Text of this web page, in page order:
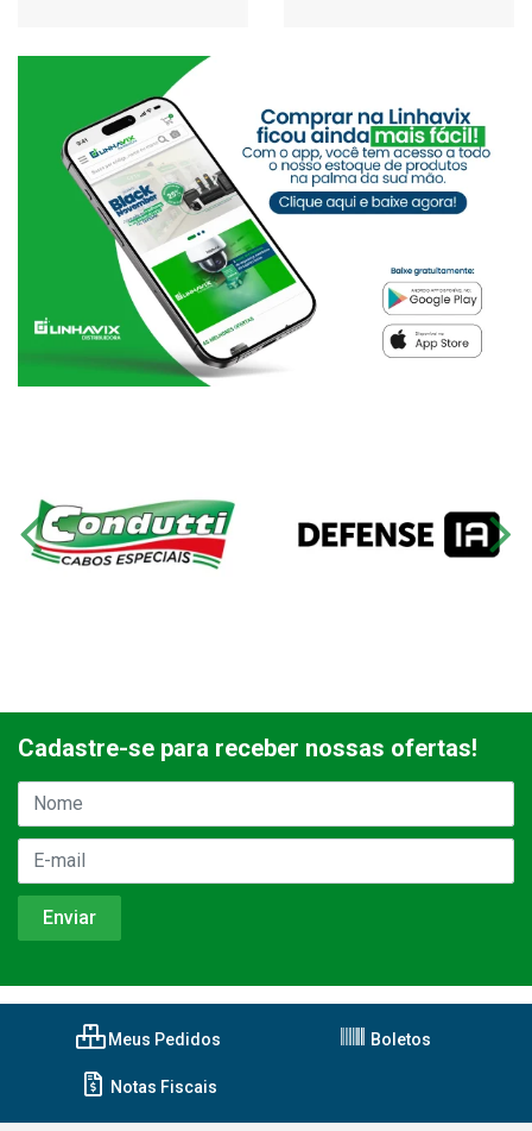
Cadastre-se para receber nossas ofertas!
Meus Pedidos Boletos
Notas Fiscais